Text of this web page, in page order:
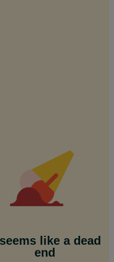
like a dead
end